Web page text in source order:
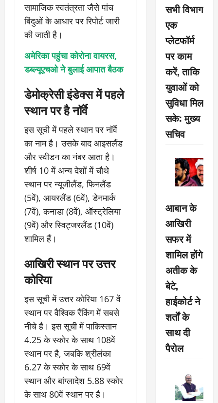
सामाजिक स्वतंत्रता जैसे पांच
बिंदुओं के आधार पर रिपोर्ट जारी
की जाती है।
अमेरिका पहुंचा कोरोना वायरस,
डब्ल्यूएचओ ने बुलाई आपात बैठक
डेमोक्रेसी इंडेक्स में पहले
स्थान पर है नॉर्वे
इस सूची में पहले स्थान पर नॉर्वे
का नाम है। उसके बाद आइसलैंड
और स्वीडन का नंबर आता है।
शीर्ष 10 में अन्य देशों में चौथे
स्थान पर न्यूजीलैंड, फिनलैंड
(5वें), आयरलैंड (6वें), डेनमार्क
(7वें), कनाडा (8वें), ऑस्ट्रेलिया
(9वें) और स्विट्जरलैंड (10वें)
शामिल हैं।
आखिरी स्थान पर उत्तर
कोरिया
इस सूची में उत्तर कोरिया 167 वें
स्थान पर वैश्विक रैंकिंग में सबसे
नीचे है। इस सूची में पाकिस्तान
4.25 के स्कोर के साथ 108वें
स्थान पर है, जबकि श्रीलंका
6.27 के स्कोर के साथ 69वें
स्थान और बांग्लादेश 5.88 स्कोर
के साथ 80वें स्थान पर है।
सभी विभाग
एक
प्लेटफॉर्म
पर काम
करें, ताकि
युवाओं को
सुविधा मिल
सके: मुख्य
सचिव
आबान के
आखिरी
सफर में
शामिल होंगे
अतीक के
बेटे,
हाईकोर्ट ने
शर्तों के
साथ दी
पैरोल